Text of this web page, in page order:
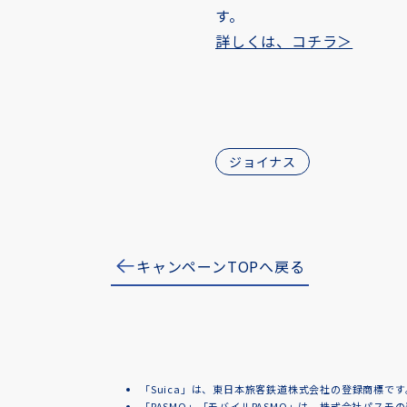
す。
詳しくは、コチラ＞
ジョイナス
キャンペーンTOPへ戻る
「Suica」は、東日本旅客鉄道株式会社の登録商標です